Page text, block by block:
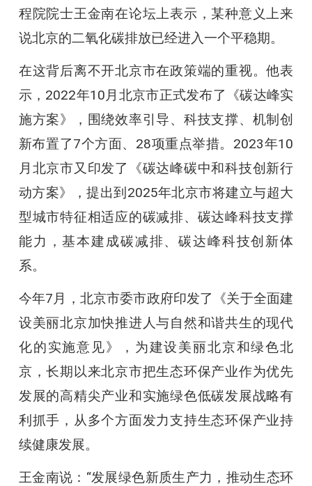
程院院士王金南在论坛上表示，某种意义上来
说北京的二氧化碳排放已经进入一个平稳期。
在这背后离不开北京市在政策端的重视。他表
示，2022年10月北京市正式发布了《碳达峰实
施方案》，围绕效率引导、科技支撑、机制创
新布置了7个方面、28项重点举措。2023年10
月北京市又印发了《碳达峰碳中和科技创新行
动方案》，提出到2025年北京市将建立与超大
型城市特征相适应的碳减排、碳达峰科技支撑
能力，基本建成碳减排、碳达峰科技创新体
系。
今年7月，北京市委市政府印发了《关于全面建
设美丽北京加快推进人与自然和谐共生的现代
化的实施意见》，为建设美丽北京和绿色北
京，长期以来北京市把生态环保产业作为优先
发展的高精尖产业和实施绿色低碳发展战略有
利抓手，从多个方面发力支持生态环保产业持
续健康发展。
王金南说：“发展绿色新质生产力，推动生态环